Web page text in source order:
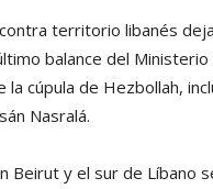
territorio libanés
balance del
cúpula de Hezbollah,
Nasralá.
Beirut y el sur de Líbano